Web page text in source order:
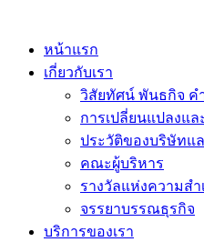
หน้าแรก
เกี่ยวกับเรา
วิสัยทัศน์ พันธกิจ ค
การเปลี่ยนแปลงแ
ประวัติของบริษัทแ
คณะผู้บริหาร
รางวัลแห่งความสำ
จรรยาบรรณธุรกิจ
บริการของเรา